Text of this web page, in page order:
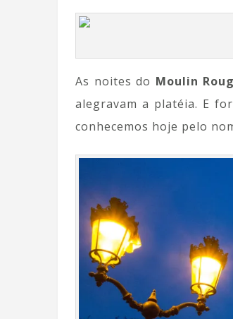
As noites do Moulin
alegravam a platéia. E
conhecemos hoje pelo